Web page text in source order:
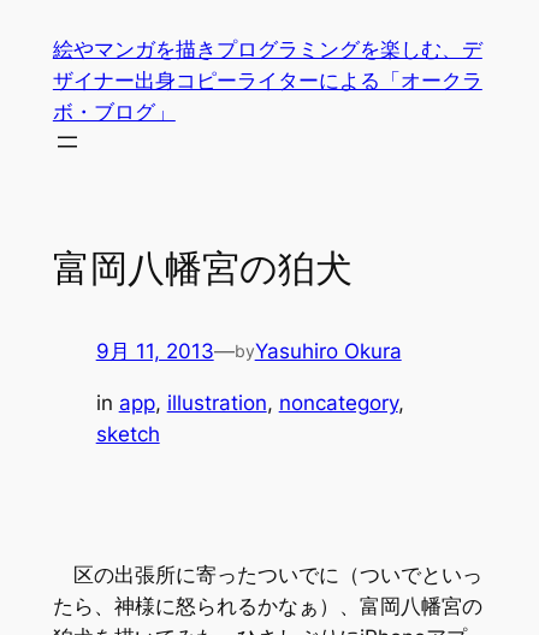
絵やマンガを描きプログラミングを楽しむ、デ
ザイナー出身コピーライターによる「オークラ
ボ・ブログ」
富岡八幡宮の狛犬
9月 11, 2013—byYasuhiro Okura
in app, illustration, noncategory
sketch
区の出張所に寄ったついでに（ついでといっ
たら、神様に怒られるかなぁ）、富岡八幡宮の